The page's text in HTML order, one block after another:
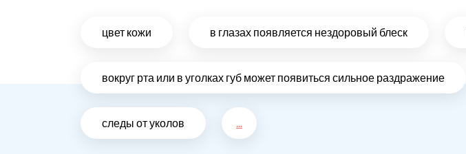
цвет кожи в глазах появляется нездоровый блеск
вокруг рта или в уголках губ может появиться сильное раздражение
следы от уколов ...